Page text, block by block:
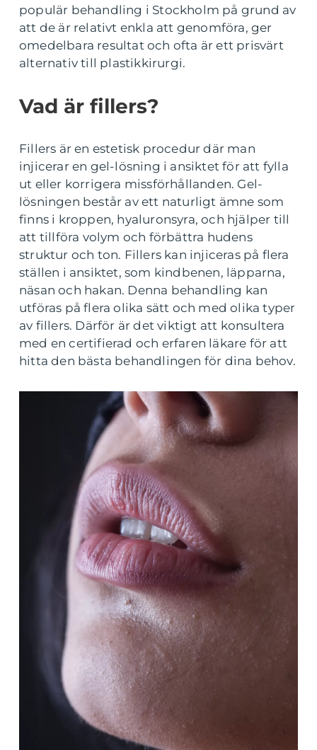
populär behandling i Stockholm på grund av
att de är relativt enkla att genomföra, ger
omedelbara resultat och ofta är ett prisvärt
alternativ till plastikkirurgi.
Vad är fillers?
Fillers är en estetisk procedur där man
injicerar en gel-lösning i ansiktet för att fylla
ut eller korrigera missförhållanden. Gel-
lösningen består av ett naturligt ämne som
finns i kroppen, hyaluronsyra, och hjälper till
att tillföra volym och förbättra hudens
struktur och ton. Fillers kan injiceras på flera
ställen i ansiktet, som kindbenen, läpparna,
näsan och hakan. Denna behandling kan
utföras på flera olika sätt och med olika typer
av fillers. Därför är det viktigt att konsultera
med en certifierad och erfaren läkare för att
hitta den bästa behandlingen för dina behov.